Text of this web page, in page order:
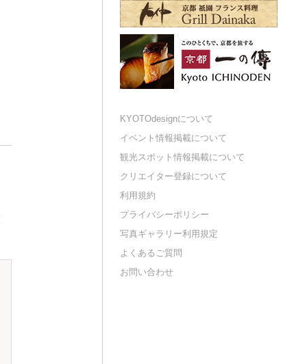
KYOTOdesignについて
イベント情報掲載について
観光スポット情報掲載について
クリエイター登録について
利用規約
プライバシーポリシー
写真ギャラリー利用規定
よくあるご質問
お問い合わせ